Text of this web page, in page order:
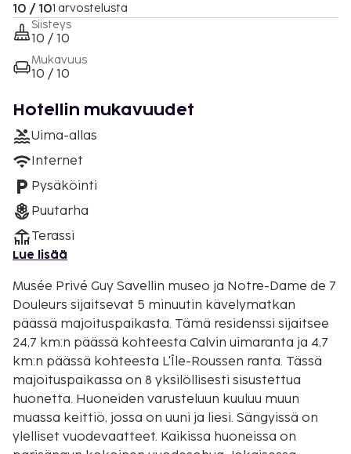
10 / 101 arvostelusta
Siisteys
10 / 10
Mukavuus
10 / 10
Hotellin mukavuudet
Uima-allas
Internet
Pysäköinti
Puutarha
Terassi
Lue lisää
Musée Privé Guy Savellin museo ja Notre-Dame de 7
Douleurs sijaitsevat 5 minuutin kävelymatkan
päässä majoituspaikasta. Tämä residenssi sijaitsee
24,7 km:n päässä kohteesta Calvin uimaranta ja 4,7
km:n päässä kohteesta L'Île-Roussen ranta. Tässä
majoituspaikassa on 8 yksilöllisesti sisustettua
huonetta. Huoneiden varusteluun kuuluu muun
muassa keittiö, jossa on uuni ja liesi. Sängyissä on
ylelliset vuodevaatteet. Kaikissa huoneissa on